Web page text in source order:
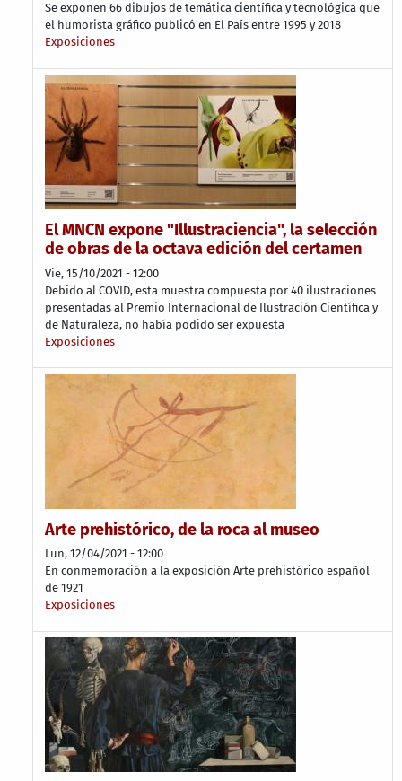
Se exponen 66 dibujos de temática científica y tecnológica que
el humorista gráfico publicó en El País entre 1995 y 2018
Exposiciones
El MNCN expone "Illustraciencia", la selección
de obras de la octava edición del certamen
Vie, 15/10/2021 - 12:00
Debido al COVID, esta muestra compuesta por 40 ilustraciones
presentadas al Premio Internacional de Ilustración Científica y
de Naturaleza, no había podido ser expuesta
Exposiciones
Arte prehistórico, de la roca al museo
Lun, 12/04/2021 - 12:00
En conmemoración a la exposición Arte prehistórico español
de 1921
Exposiciones